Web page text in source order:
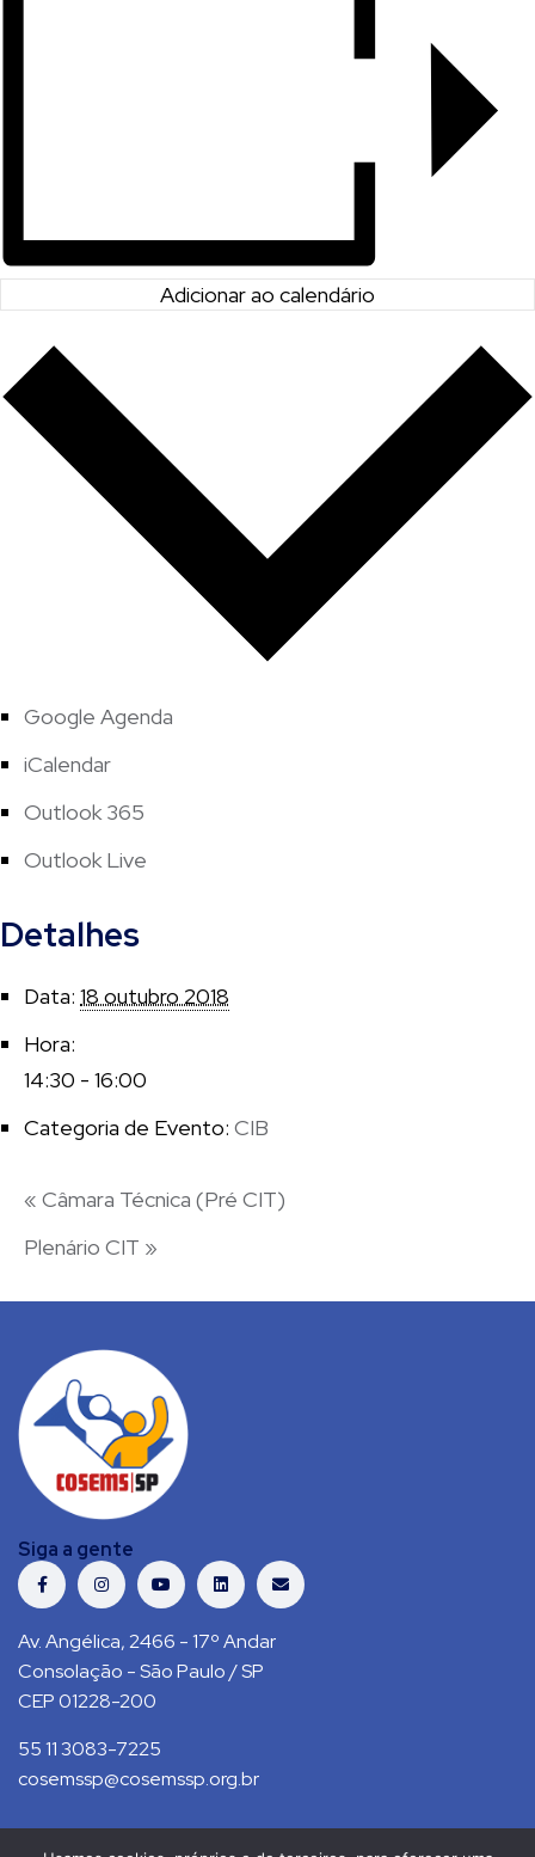
Adicionar ao calendário
Google Agenda
iCalendar
Outlook 365
Outlook Live
Detalhes
Data: 18 outubro 2018
Hora:
14:30 - 16:00
Categoria de Evento: CIB
« Câmara Técnica (Pré CIT)
Plenário CIT »
Siga a gente
Av. Angélica, 2466 - 17º Andar
Consolação - São Paulo / SP
CEP 01228-200
55 11 3083-7225
cosemssp@cosemssp.org.br